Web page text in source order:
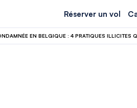
Réserver un vol
EN BELGIQUE : 4 PRATIQUES ILLICITES